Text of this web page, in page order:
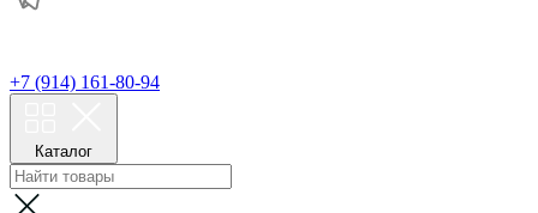
+7 (914) 161-80-94
Каталог